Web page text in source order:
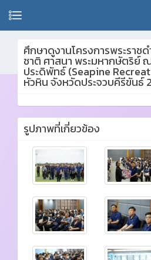
ศึกษาดูงานโครงการพระราช
ชาติ ศาสนา พระมหากษัตริย์
ประดิพัทธ์ (Seapine
หัวหิน จังหวัดประจวบคีรีขันธ์
รูปภาพที่เกี่ยวข้อง